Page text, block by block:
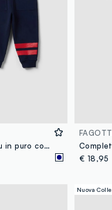
Completo over fit jogging blu in puro cotone con stampa MARVEL Spider-Man per bimbo
€ 18,95
Nuova